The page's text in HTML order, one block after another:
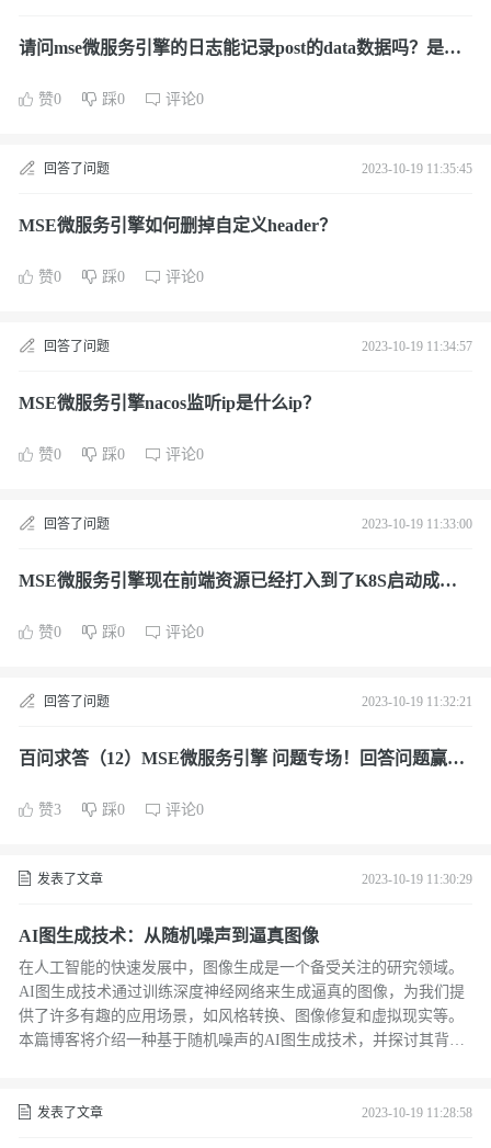
请问mse微服务引擎的日志能记录post的data数据吗？是云
赞0 踩0 评论0
回答了问题 2023-10-19 11:35:45
MSE微服务引擎如何删掉自定义header？
赞0 踩0 评论0
回答了问题 2023-10-19 11:34:57
MSE微服务引擎nacos监听ip是什么ip？
赞0 踩0 评论0
回答了问题 2023-10-19 11:33:00
MSE微服务引擎现在前端资源已经打入到了K8S启动成功
赞0 踩0 评论0
回答了问题 2023-10-19 11:32:21
百问求答（12）MSE微服务引擎 问题专场！回答问题赢小
赞3 踩0 评论0
发表了文章 2023-10-19 11:30:29
AI图生成技术：从随机噪声到逼真图像
在人工智能的快速发展中，图像生成是一个备受关注的研究领域。
AI图生成技术通过训练深度神经网络来生成逼真的图像，为我们提
供了许多有趣的应用场景，如风格转换、图像修复和虚拟现实等。
本篇博客将介绍一种基于随机噪声的AI图生成技术，并探讨其背后
发表了文章 2023-10-19 11:28:58